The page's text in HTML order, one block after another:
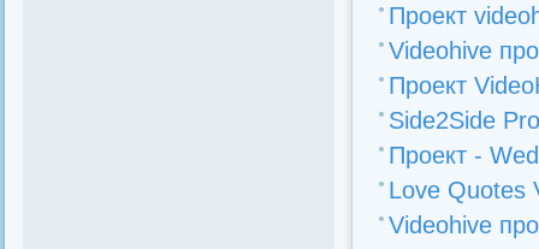
Проект
Videohive
Проект
Side2Side
Проект -
Love Quotes
Videohive